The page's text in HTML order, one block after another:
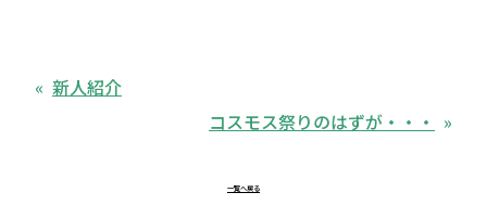
新人紹介
コスモス祭りのはずが・・・
一覧へ戻る